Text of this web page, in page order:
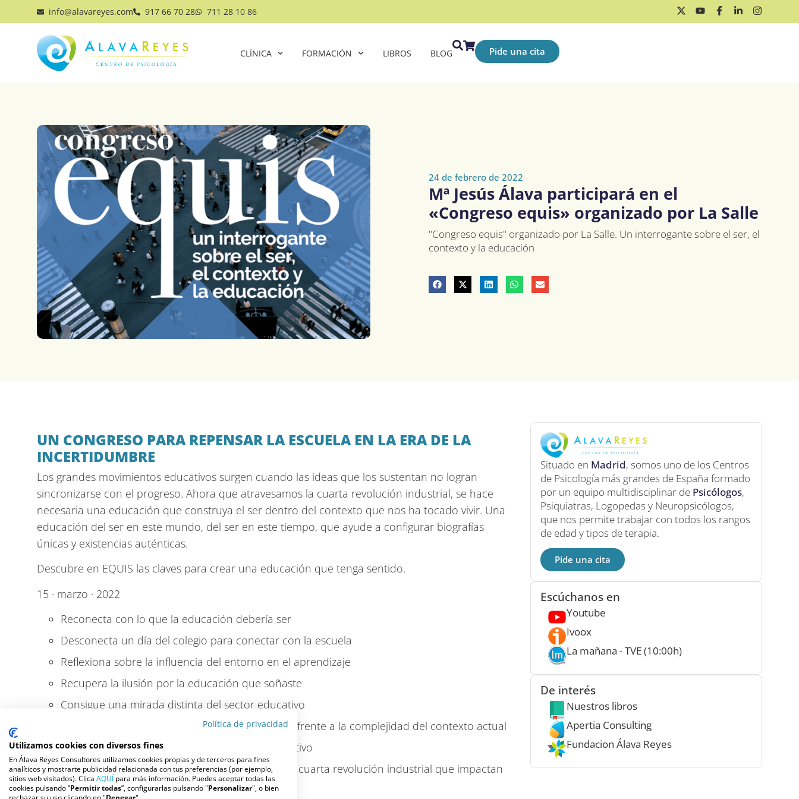
info@alavareyes.com 917 66 70 28 711 28 10 86
CLÍNICA FORMACIÓN LIBROS BLOG Pide una cita
24 de febrero de 2022
Mª Jesús Álava participará en el
«Congreso equis» organizado por La Salle
"Congreso equis" organizado por La Salle. Un interrogante sobre el ser, el
contexto y la educación
UN CONGRESO PARA REPENSAR LA ESCUELA EN LA ERA DE LA
INCERTIDUMBRE
Los grandes movimientos educativos surgen cuando las ideas que los sustentan no logran
sincronizarse con el progreso. Ahora que atravesamos la cuarta revolución industrial, se hace
necesaria una educación que construya el ser dentro del contexto que nos ha tocado vivir. Una
educación del ser en este mundo, del ser en este tiempo, que ayude a configurar biografías
únicas y existencias auténticas.
Descubre en EQUIS las claves para crear una educación que tenga sentido.
15 · marzo · 2022
Reconecta con lo que la educación debería ser
Desconecta un día del colegio para conectar con la escuela
Reflexiona sobre la influencia del entorno en el aprendizaje
Recupera la ilusión por la educación que soñaste
Consigue una mirada distinta del sector educativo
Reposiciona la identidad educativa de tu centro frente a la complejidad del contexto actual
Rompe esquemas y reenfoca tu proyecto educativo
Comparte con otros educadores las claves de la cuarta revolución industrial que impactan
de lleno en la escuela
Situado en Madrid, somos uno de los Centros
de Psicología más grandes de España formado
por un equipo multidisciplinar de Psicólogos,
Psiquiatras, Logopedas y Neuropsicólogos,
que nos permite trabajar con todos los rangos
de edad y tipos de terapia.
Pide una cita
Escúchanos en
Youtube
Ivoox
La mañana - TVE (10:00h)
De interés
Nuestros libros
Apertia Consulting
Fundacion Álava Reyes
Política de privacidad
Utilizamos cookies con diversos fines
En Álava Reyes Consultores utilizamos cookies propias y de terceros para fines
analíticos y mostrarte publicidad relacionada con tus preferencias (por ejemplo,
sitios web visitados). Clica AQUÍ para más información. Puedes aceptar todas las
cookies pulsando ‘’Permitir todas”, configurarlas pulsando "Personalizar", o bien